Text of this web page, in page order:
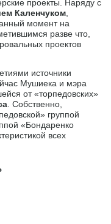
проекты. Наряду с
Каленчуком
момент на
разве что,
проектов
источники
Мушиека и мэра
от «торпедовских»
. Собственно,
группой
«Бондаренко
всех